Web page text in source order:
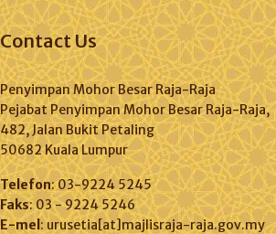
Contact Us
Penyimpan Mohor Besar Raja-Raja
Pejabat Penyimpan Mohor Besar Raja-Raja,
482, Jalan Bukit Petaling
50682 Kuala Lumpur
Telefon: 03-9224 5245
Faks: 03 - 9224 5246
E-mel : urusetia[at]majlisraja-raja.gov.my